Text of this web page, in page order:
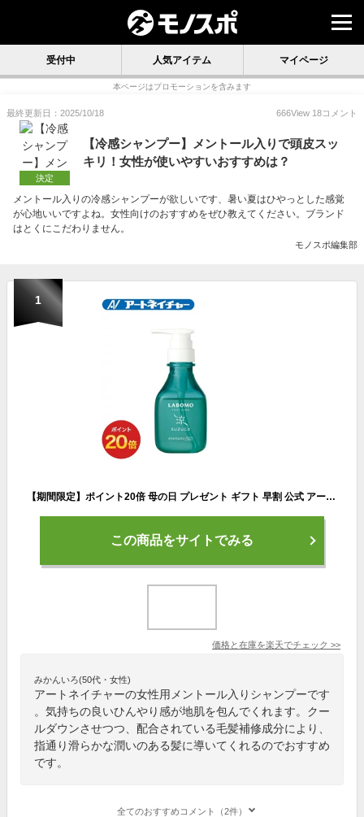
受付中 人気アイテム マイページ
本ページはプロモーションを含みます
最終更新日：2025/10/18 666View 18コメント
決定
【冷感シャンプー】メントール入りで頭皮スッ
キリ！女性が使いやすいおすすめは？
メントール入りの冷感シャンプーが欲しいです、暑い夏はひやっとした感覚
が心地いいですよね。女性向けのおすすめをぜひ教えてください。ブランド
はとくにこだわりません。
モノスポ編集部
1
【期間限定】ポイント20倍 母の日 プレゼント ギフト 早割 公式 アートネイチャー ラボモ クールキューブ スズカ シャンプー 爽快 感 メントール 清涼 感 冷感 爽快感 サロン ボリューム レディース シャンプー レディース 女性 女性用 LABOMO
この商品をサイトでみる
価格と在庫を楽天でチェック >>
みかんいろ(50代・女性)
アートネイチャーの女性用メントール入りシャンプーです
。気持ちの良いひんやり感が地肌を包んでくれます。クー
ルダウンさせつつ、配合されている毛髪補修成分により、
指通り滑らかな潤いのある髪に導いてくれるのでおすすめ
です。
全てのおすすめコメント（2件）